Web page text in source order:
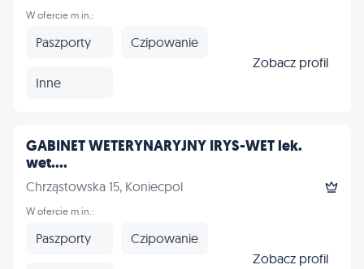
W ofercie m.in.:
Paszporty Czipowanie
Inne
Zobacz profil
GABINET WETERYNARYJNY IRYS-WET lek.
wet....
Chrząstowska 15, Koniecpol
W ofercie m.in.:
Paszporty Czipowanie
Zobacz profil